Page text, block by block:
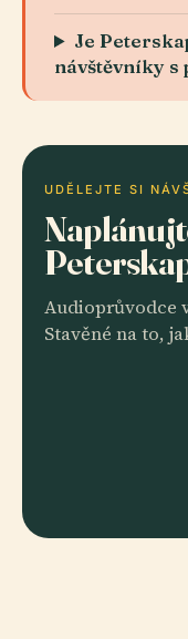
Je
návštěvníky s
UDĚLEJTE SI
Audioprůvodce
Stavěné na to,